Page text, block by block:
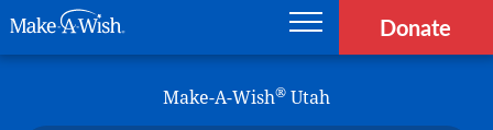
Donate
Make-A-Wish® Utah